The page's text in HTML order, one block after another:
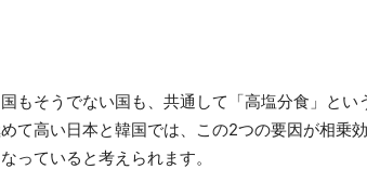
もそうでない国も、共通して「高塩分食」と
て高い日本と韓国では、この2つの要因が相乗
っていると考えられます。